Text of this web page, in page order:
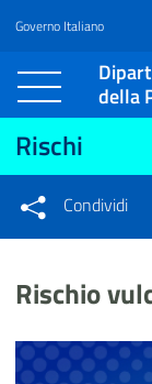
Vai al contenuto
Raggiungi il piè di
Governo Italiano
della
Rischi
Condividi
Condividi sui
Rischio